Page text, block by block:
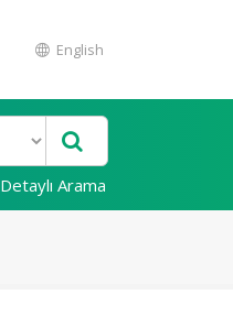
English
Detaylı Arama